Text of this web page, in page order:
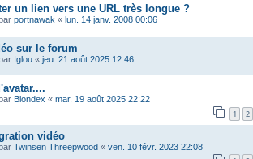
un lien vers une URL très longue ?
portnawak « lun. 14 janv. 2008 00:06
sur le forum
Iglou « jeu. 21 août 2025 12:46
Blondex « mar. 19 août 2025 22:22
1 2
vidéo
Twinsen Threepwood « ven. 10 févr. 2023 22:08